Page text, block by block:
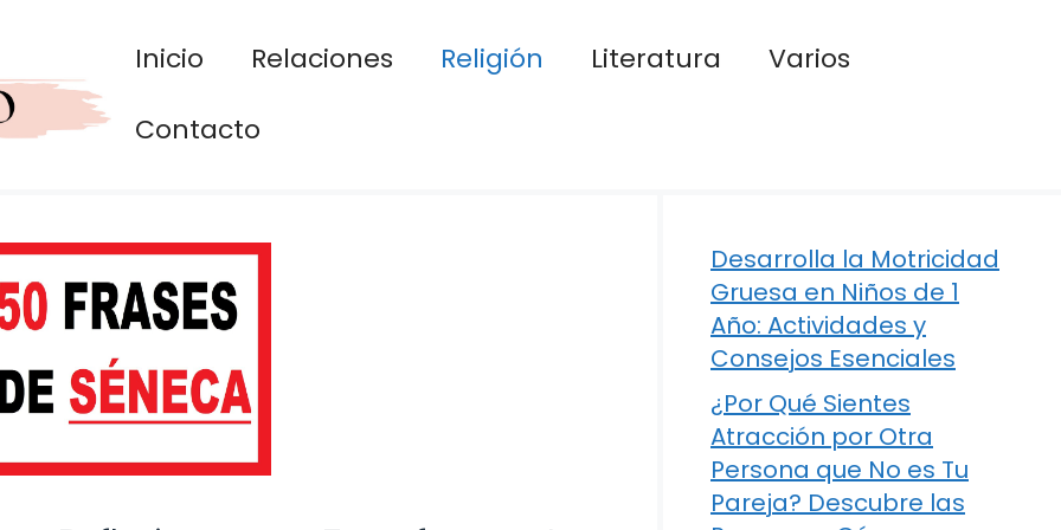
Inicio Relaciones Religión Literatura
Varios
Contacto
Desarrolla la Motricidad
Gruesa en Niños de 1
Año: Actividades y
Consejos Esenciales
¿Por Qué Sientes
Atracción por Otra
Persona que No es Tu
Pareja? Descubre las